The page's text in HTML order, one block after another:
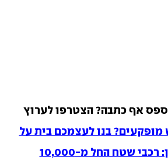
אף כתבה? הצטרפו לערוץ
מופקעים? בנו לעצמכם בית על
מחירון מיתון: רכבי שטח החל מ-10,000